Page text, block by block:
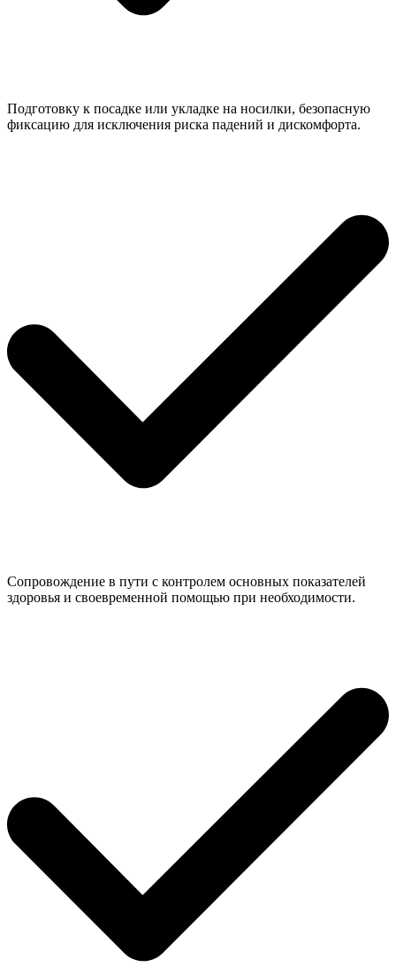
Подготовку к посадке или укладке на носилки, безопасную
фиксацию для исключения риска падений и дискомфорта.
Сопровождение в пути с контролем основных показателей
здоровья и своевременной помощью при необходимости.